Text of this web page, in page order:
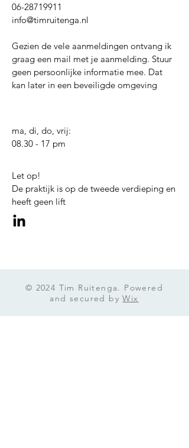
06-28719911
info@timruitenga.nl
Gezien de vele aanmeldingen ontvang ik
graag een mail met je aanmelding. Stuur
geen persoonlijke informatie mee. Dat
kan later in een beveiligde omgeving
ma, di, do, vrij:
08.30 - 17 pm
Let op!
De praktijk is op de tweede verdieping en
heeft geen lift
© 2024 Tim Ruitenga. Powered
and secured byWix